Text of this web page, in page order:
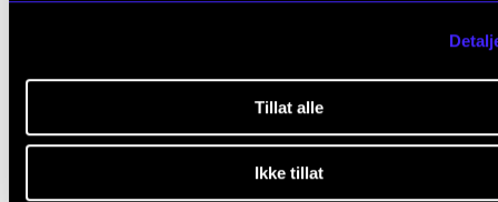
Tillat alle
Ikke tillat
Avsluttende vurdering
Alle arbeidskrav i emnet må være godkjent for at